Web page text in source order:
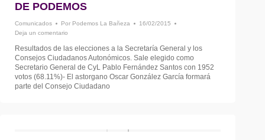
DE PODEMOS
Comunicados Por Podemos La Bañeza
16/02/2015
Deja un comentario
Resultados de las elecciones a la Secretaría General y los
Consejos Ciudadanos Autonómicos. Sale elegido como
Secretario General de CyL Pablo Fernández Santos con 1952
votos (68.11%)- El astorgano Oscar González García formará
parte del Consejo Ciudadano